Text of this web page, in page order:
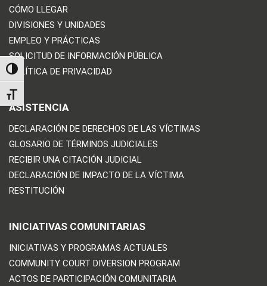
TOGGLE HIGH CONTRAST
TOGGLE FONT SIZE
CÓMO LLEGAR
DIVISIONES Y UNIDADES
EMPLEO Y PRÁCTICAS
SOLICITUD DE INFORMACIÓN PÚBLICA
POLÍTICA DE PRIVACIDAD
ASISTENCIA
DECLARACIÓN DE DERECHOS DE LAS VÍCTIMAS
GLOSARIO DE TÉRMINOS JUDICIALES
RECIBIR UNA CITACIÓN JUDICIAL
DECLARACIÓN DE IMPACTO DE LA VÍCTIMA
RESTITUCIÓN
INICIATIVAS COMUNITARIAS
INICIATIVAS Y PROGRAMAS ACTUALES
COMMUNITY COURT DIVERSION PROGRAM
ACTOS DE PARTICIPACIÓN COMUNITARIA